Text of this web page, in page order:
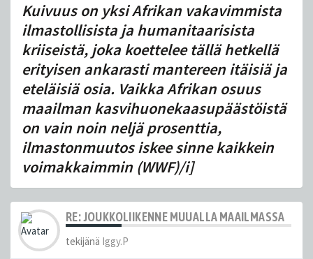
Kuivuus on yksi Afrikan vakavimmista
ilmastollisista ja humanitaarisista
kriiseistä, joka koettelee tällä hetkellä
erityisen ankarasti mantereen itäisiä ja
eteläisiä osia. Vaikka Afrikan osuus
maailman kasvihuonekaasupäästöistä
on vain noin neljä prosenttia,
ilmastonmuutos iskee sinne kaikkein
voimakkaimmin (WWF)/i]
RE: JOUKKOLIIKENNE MUUALLA MAAILMASSA
tekijänä Iggy.P